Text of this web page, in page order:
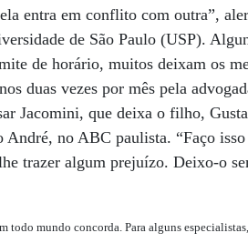
entra em conflito com outra”,
de São Paulo (USP).
de horário, muitos deixam os
duas vezes por mês pela
Jacomini, que deixa o filho,
André, no ABC paulista. “Faço
trazer algum prejuízo. Deixo-o
todo mundo concorda. Para alguns